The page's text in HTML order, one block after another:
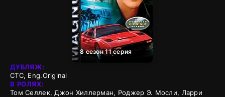
8 сезон 11 серия
ДУБЛЯЖ:
СТС, Eng.Original
В РОЛЯХ:
Том Селлек, Джон Хиллерман, Роджер Э. Мосли, Ларри